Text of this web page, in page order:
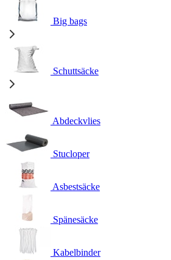
Big bags
Schuttsäcke
Abdeckvlies
Stucloper
Asbestsäcke
Spänesäcke
Kabelbinder